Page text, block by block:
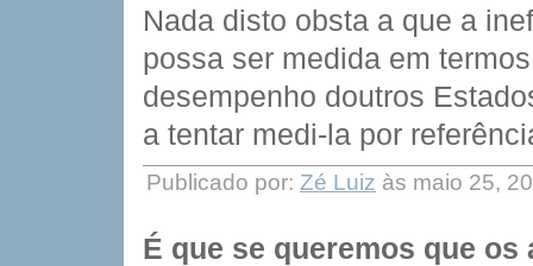
Nada disto obsta a que a
possa ser medida em
desempenho doutros
a tentar medi-la por
Publicado por: Zé Luiz às maio 25,
É que se queremos que